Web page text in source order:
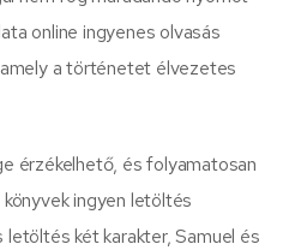
online ingyenes olvasás
a történetet élvezetes
érzékelhető, és folyamatosan
ingyen letöltés
két karakter, Samuel és